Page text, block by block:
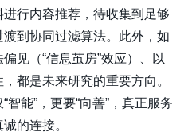
行内容推荐，待收集到足够
到协同过滤算法。此外，如
见（“信息茧房”效应）、以
都是未来研究的重要方向。
能”，更要“向善”，真正服务
的连接。